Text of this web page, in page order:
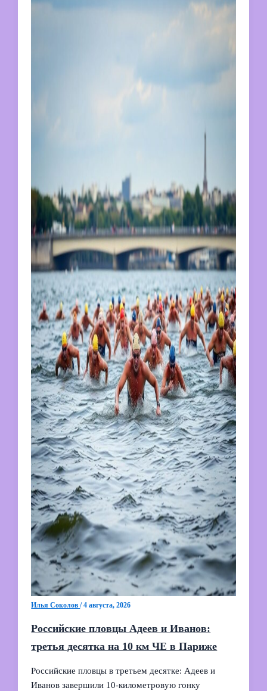
Илья Соколов/4 августа, 2026
Российские пловцы Адеев и Иванов:
третья десятка на 10 км ЧЕ в Париже
Российские пловцы в третьем десятке: Адеев и
Иванов завершили 10‑километровую гонку